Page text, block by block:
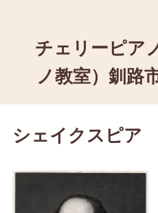
チェリーピア
ノ教室）釧路
シェイクスピア